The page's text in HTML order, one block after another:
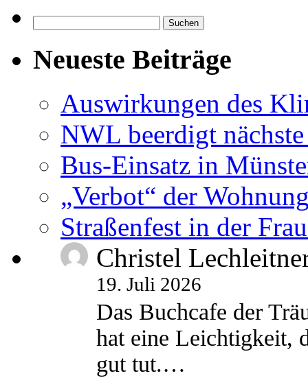
nach:
Neueste Beiträge
Auswirkungen des
NWL beerdigt
Bus-Einsatz in
„Verbot“ der
Straßenfest in der
Christel
19. Juli 2026
Das Buchcafe der
hat eine Leichtigkeit,
gut tut.…